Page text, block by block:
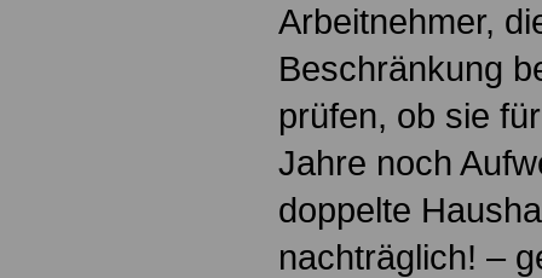
Arbeitnehmer,
Beschränkung
prüfen, ob sie
Jahre noch
doppelte
nachträglich! –